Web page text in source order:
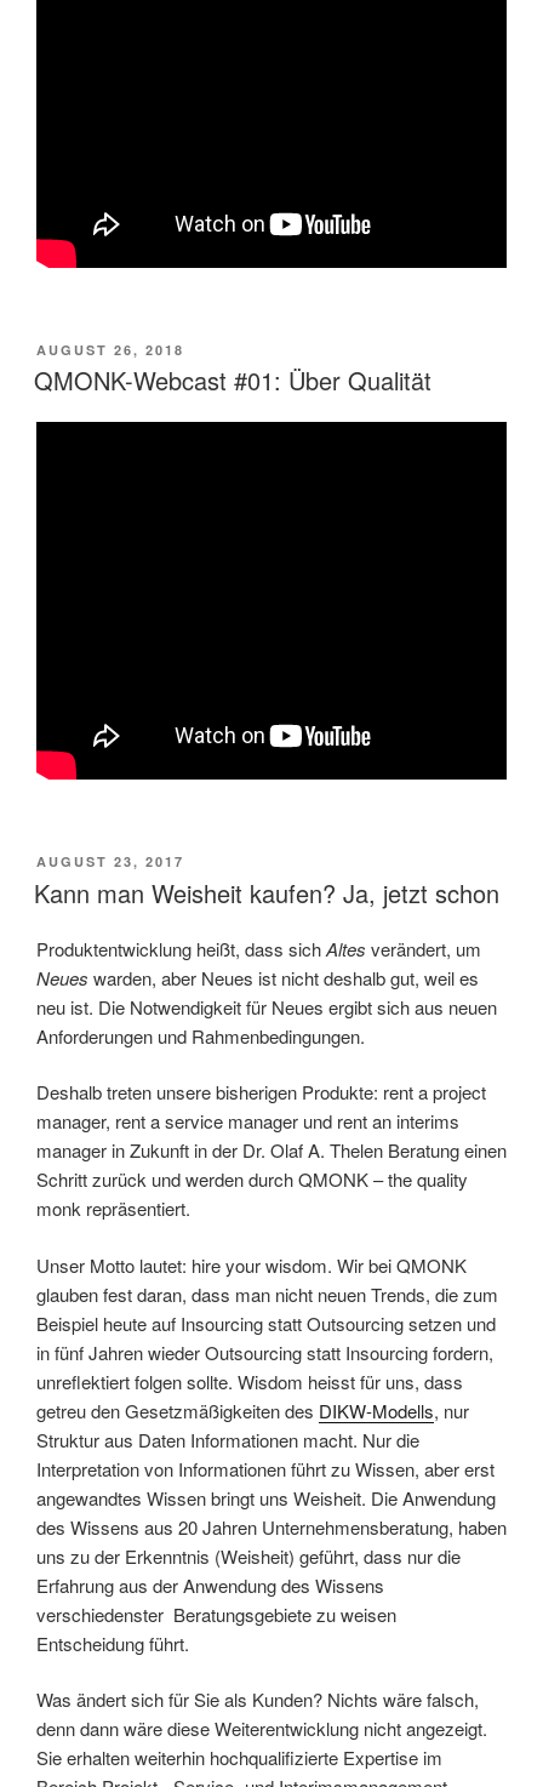
VERÖFFENTLICHT
AM
AUGUST 26, 2018
QMONK-Webcast #01: Über Qualität
VERÖFFENTLICHT
AM
AUGUST 23, 2017
Kann man Weisheit kaufen? Ja, jetzt schon
Produktentwicklung heißt, dass sichAltes verändert, um
Neues warden, aber Neues ist nicht deshalb gut, weil es
neu ist. Die Notwendigkeit für Neues ergibt sich aus neuen
Anforderungen und Rahmenbedingungen.
Deshalb treten unsere bisherigen Produkte: rent a project
manager, rent a service manager und rent an interims
manager in Zukunft in der Dr. Olaf A. Thelen Beratung einen
Schritt zurück und werden durch QMONK – the quality
monk repräsentiert.
Unser Motto lautet: hire your wisdom. Wir bei QMONK
glauben fest daran, dass man nicht neuen Trends, die zum
Beispiel heute auf Insourcing statt Outsourcing setzen und
in fünf Jahren wieder Outsourcing statt Insourcing fordern,
unreflektiert folgen sollte. Wisdom heisst für uns, dass
getreu den Gesetzmäßigkeiten des DIKW-Modells, nur
Struktur aus Daten Informationen macht. Nur die
Interpretation von Informationen führt zu Wissen, aber erst
angewandtes Wissen bringt uns Weisheit. Die Anwendung
des Wissens aus 20 Jahren Unternehmensberatung, haben
uns zu der Erkenntnis (Weisheit) geführt, dass nur die
Erfahrung aus der Anwendung des Wissens
verschiedenster Beratungsgebiete zu weisen
Entscheidung führt.
Was ändert sich für Sie als Kunden? Nichts wäre falsch,
denn dann wäre diese Weiterentwicklung nicht angezeigt.
Sie erhalten weiterhin hochqualifizierte Expertise im